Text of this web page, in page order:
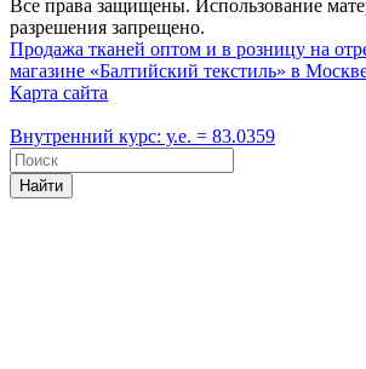
Все права защищены. Использование
разрешения запрещено.
Продажа тканей оптом и в розницу на
магазине «Балтийский текстиль» в
Карта сайта
Внутренний курс: у.е. = 83.0359
Найти